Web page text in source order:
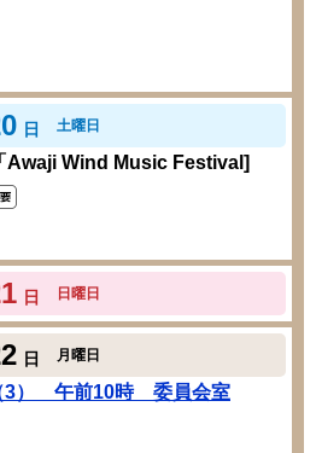
日 土曜日
Awaji Wind Music Festival]
日 日曜日
日 月曜日
3） 午前10時 委員会室